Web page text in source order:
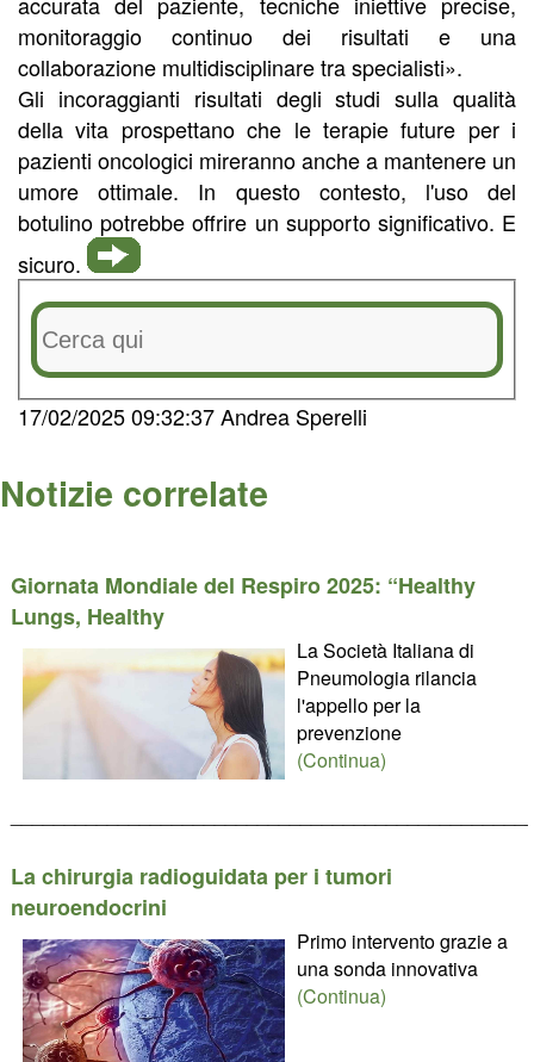
monitoraggio continuo dei risultati e una
collaborazione multidisciplinare tra specialisti».
Gli incoraggianti risultati degli studi sulla qualità
della vita prospettano che le terapie future per i
pazienti oncologici mireranno anche a mantenere un
umore ottimale. In questo contesto, l'uso del
botulino potrebbe offrire un supporto significativo. E
sicuro.
17/02/2025 09:32:37 Andrea Sperelli
Notizie correlate
Giornata Mondiale del Respiro 2025: “Healthy
Lungs, Healthy
La Società Italiana di
Pneumologia rilancia
l'appello per la
prevenzione
(Continua)
La chirurgia radioguidata per i tumori
neuroendocrini
Primo intervento grazie a
una sonda innovativa
(Continua)